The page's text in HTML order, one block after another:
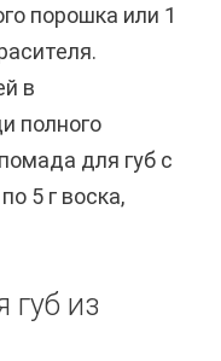
порошка или 1
в
полного
для губ с
5 г воска,
губ из